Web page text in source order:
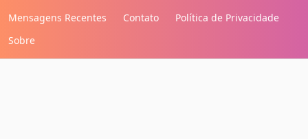
Mensagens Recentes
Contato
Política de Privacidade
Sobre